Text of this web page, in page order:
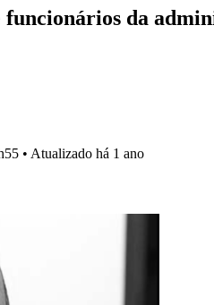
funcionários da
• Atualizado há 1 ano